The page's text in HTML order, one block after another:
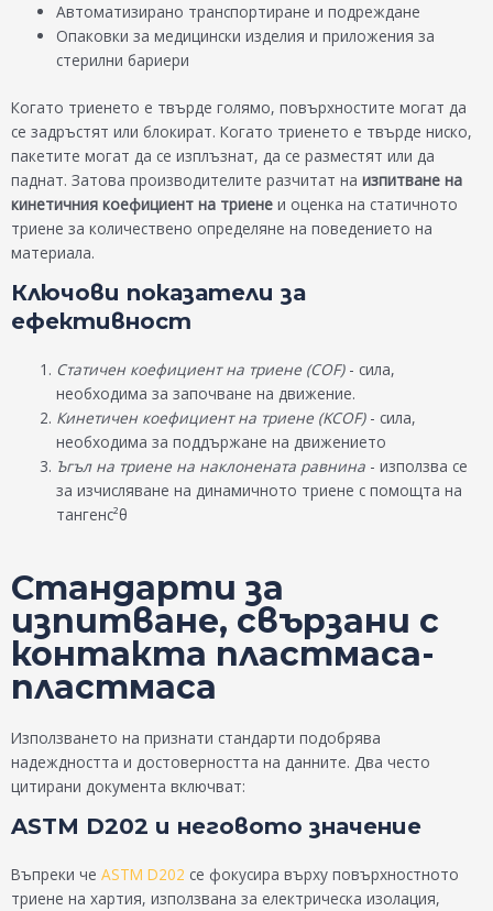
Автоматизирано транспортиране и подреждане
Опаковки за медицински изделия и приложения за
стерилни бариери
Когато триенето е твърде голямо, повърхностите могат да
се задръстят или блокират. Когато триенето е твърде ниско,
пакетите могат да се изплъзнат, да се разместят или да
паднат. Затова производителите разчитат на изпитване на
кинетичния коефициент на триене и оценка на статичното
триене за количествено определяне на поведението на
материала.
Ключови показатели за
ефективност
Статичен коефициент на триене (COF)- сила,
необходима за започване на движение.
Кинетичен коефициент на триене (KCOF)- сила,
необходима за поддържане на движението
Ъгъл на триене на наклонената равнина - използва се
за изчисляване на динамичното триене с помощта на
тангенс²θ
Стандарти за
изпитване, свързани с
контакта пластмаса-
пластмаса
Използването на признати стандарти подобрява
надеждността и достоверността на данните. Два често
цитирани документа включват:
ASTM D202 и неговото значение
Въпреки че ASTM D202 се фокусира върху повърхностното
триене на хартия, използвана за електрическа изолация,